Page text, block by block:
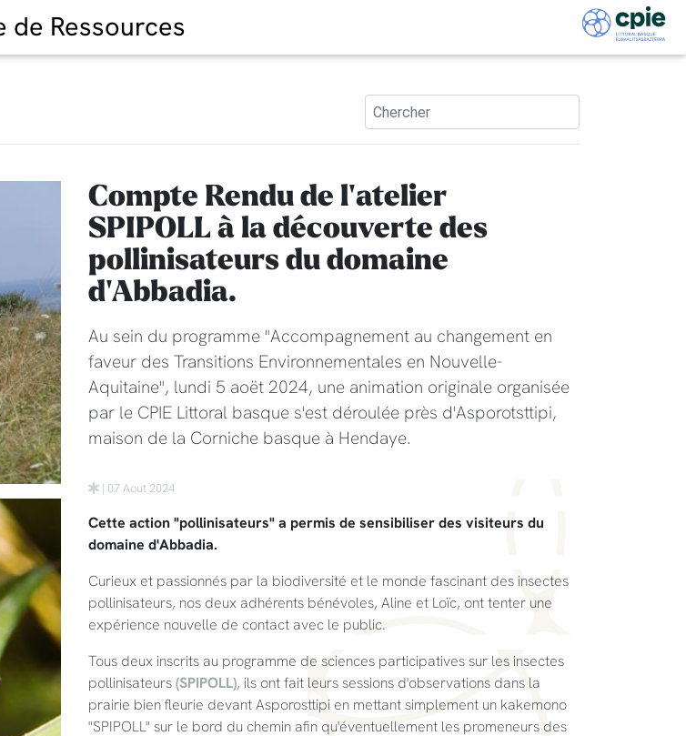
de Ressources
Compte Rendu de l'atelier
SPIPOLL à la découverte des
pollinisateurs du domaine
d'Abbadia.
Au sein du programme "Accompagnement au changement en
faveur des Transitions Environnementales en Nouvelle-
Aquitaine", lundi 5 aoët 2024, une animation originale organisée
par le CPIE Littoral basque s'est déroulée près d'Asporotsttipi,
maison de la Corniche basque à Hendaye.
| 07 Aout 2024
Cette action "pollinisateurs" a permis de sensibiliser des visiteurs du
domaine d'Abbadia.
Curieux et passionnés par la biodiversité et le monde fascinant des insectes
pollinisateurs, nos deux adhérents bénévoles, Aline et Loïc, ont tenter une
expérience nouvelle de contact avec le public.
Tous deux inscrits au programme de sciences participatives sur les insectes
pollinisateurs (SPIPOLL), ils ont fait leurs sessions d'observations dans la
prairie bien fleurie devant Asporosttipi en mettant simplement un kakemono
"SPIPOLL" sur le bord du chemin afin qu'éventuellement les promeneurs des